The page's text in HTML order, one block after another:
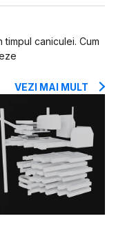
caniculei. Cum
VEZI MAI MULT